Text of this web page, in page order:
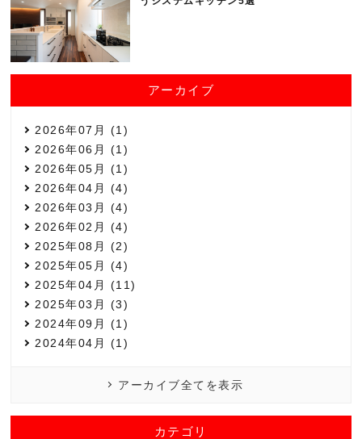
アーカイブ
2026年07月 (1)
2026年06月 (1)
2026年05月 (1)
2026年04月 (4)
2026年03月 (4)
2026年02月 (4)
2025年08月 (2)
2025年05月 (4)
2025年04月 (11)
2025年03月 (3)
2024年09月 (1)
2024年04月 (1)
アーカイブ全てを表示
カテゴリ